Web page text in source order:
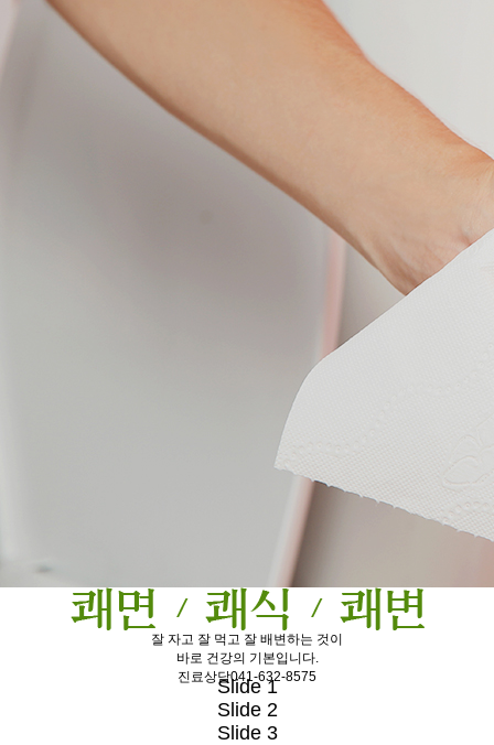
잘 자고 잘 먹고 잘 배변하는 것이
바로 건강의 기본입니다.
진료상담041-632-8575
Slide 1
Slide 2
Slide 3